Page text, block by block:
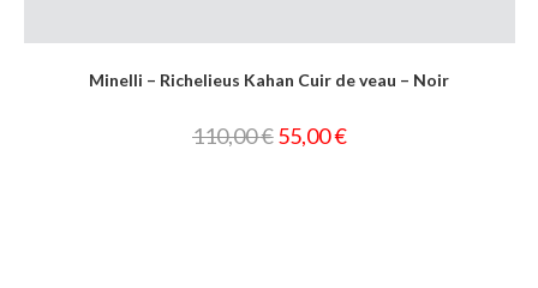
Minelli – Richelieus Kahan Cuir de veau – Noir
110,00€ 55,00€